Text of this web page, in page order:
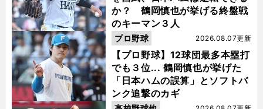
か？ 鶴岡慎也が挙げる終盤戦
のキーマン３人
【プロ野球】12球団最多本塁打
でも３位... 鶴岡慎也が挙げた
「日本ハムの誤算」とソフトバ
ンク追撃のカギ
2026.08.07更新
プロ野球